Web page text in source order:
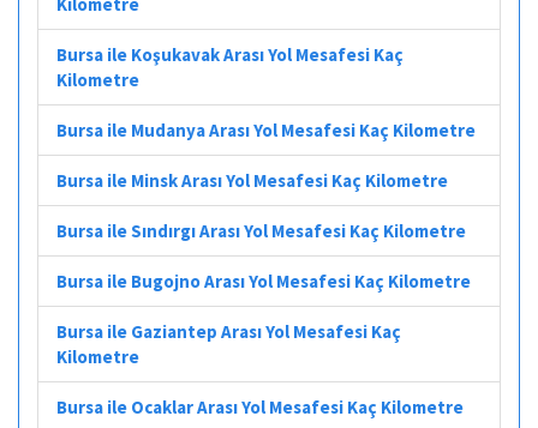
Bursa ile Koşukavak Arası Yol Mesafesi Kaç
Kilometre
Bursa ile Mudanya Arası Yol Mesafesi Kaç Kilometre
Bursa ile Minsk Arası Yol Mesafesi Kaç Kilometre
Bursa ile Sındırgı Arası Yol Mesafesi Kaç Kilometre
Bursa ile Bugojno Arası Yol Mesafesi Kaç Kilometre
Bursa ile Gaziantep Arası Yol Mesafesi Kaç
Kilometre
Bursa ile Ocaklar Arası Yol Mesafesi Kaç Kilometre